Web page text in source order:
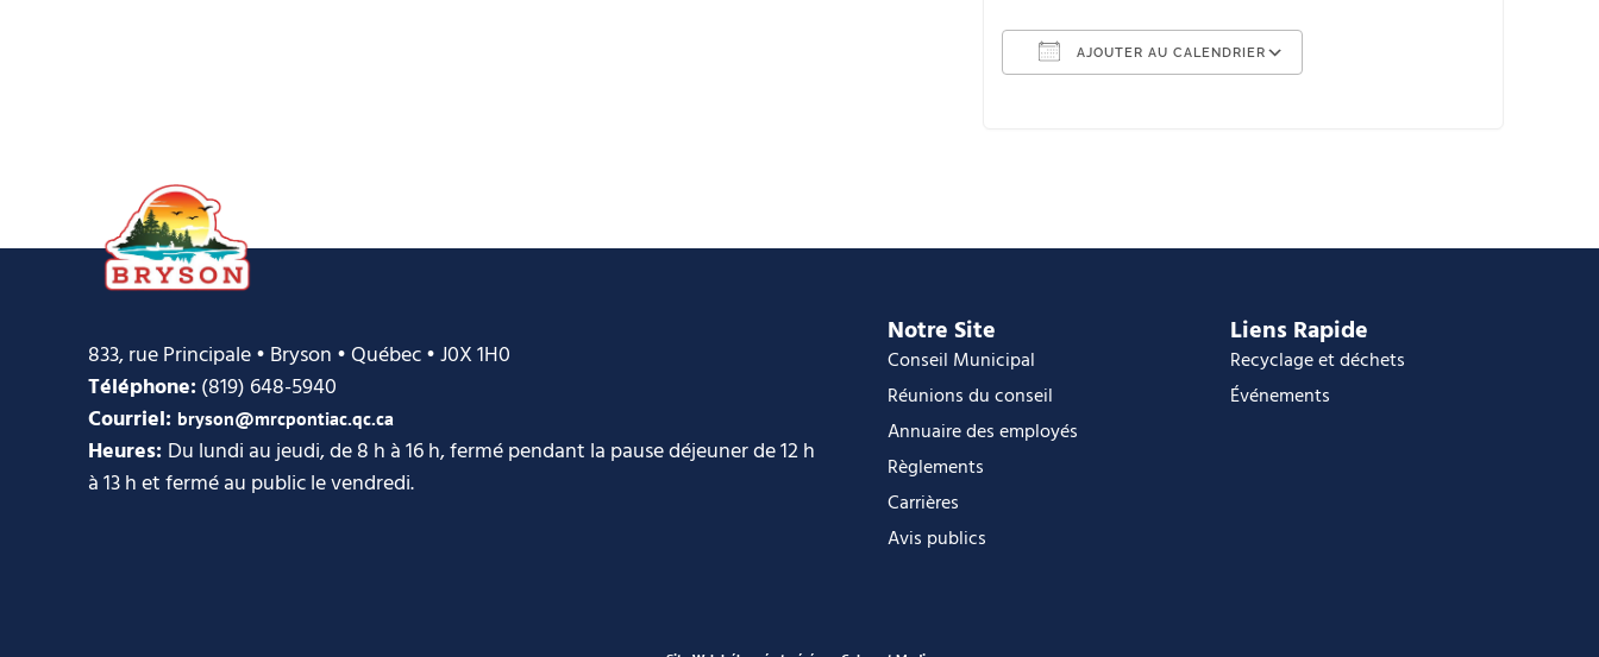
AJOUTER AU CALENDRIER
833, rue Principale • Bryson • Québec • J0X 1H0
Téléphone:(819) 648-5940
Courriel: bryson@mrcpontiac.qc.ca
Heures: Du lundi au jeudi, de 8 h à 16 h, fermé pendant la pause déjeuner de 12 h
à 13 h et fermé au public le vendredi.
Notre Site
Conseil Municipal
Réunions du conseil
Annuaire des employés
Règlements
Carrières
Avis publics
Liens Rapide
Recyclage et déchets
Événements